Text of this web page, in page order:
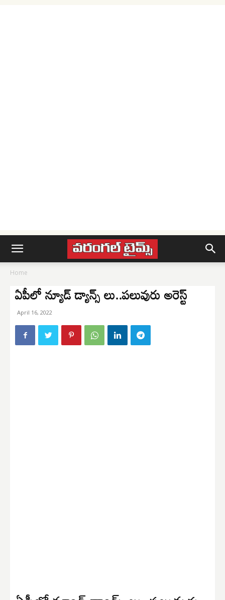
Home
ఏపీలో న్యూడ్ డ్యాన్స్ లు..పలువురు అరెస్ట్
April 16, 2022